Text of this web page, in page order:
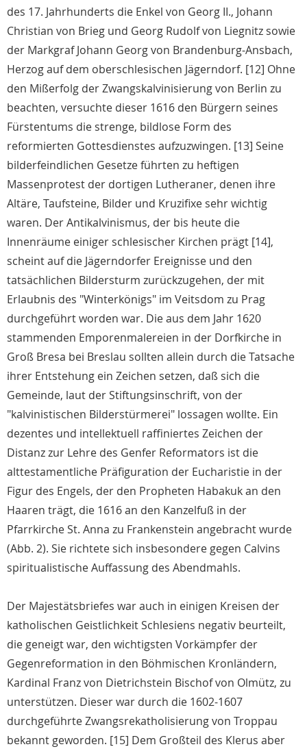
des 17. Jahrhunderts die Enkel von Georg II., Johann
Christian von Brieg und Georg Rudolf von Liegnitz sowie
der Markgraf Johann Georg von Brandenburg-Ansbach,
Herzog auf dem oberschlesischen Jägerndorf. [12] Ohne
den Mißerfolg der Zwangskalvinisierung von Berlin zu
beachten, versuchte dieser 1616 den Bürgern seines
Fürstentums die strenge, bildlose Form des
reformierten Gottesdienstes aufzuzwingen. [13] Seine
bilderfeindlichen Gesetze führten zu heftigen
Massenprotest der dortigen Lutheraner, denen ihre
Altäre, Taufsteine, Bilder und Kruzifixe sehr wichtig
waren. Der Antikalvinismus, der bis heute die
Innenräume einiger schlesischer Kirchen prägt [14],
scheint auf die Jägerndorfer Ereignisse und den
tatsächlichen Bildersturm zurückzugehen, der mit
Erlaubnis des "Winterkönigs" im Veitsdom zu Prag
durchgeführt worden war. Die aus dem Jahr 1620
stammenden Emporenmalereien in der Dorfkirche in
Groß Bresa bei Breslau sollten allein durch die Tatsache
ihrer Entstehung ein Zeichen setzen, daß sich die
Gemeinde, laut der Stiftungsinschrift, von der
"kalvinistischen Bilderstürmerei" lossagen wollte. Ein
dezentes und intellektuell raffiniertes Zeichen der
Distanz zur Lehre des Genfer Reformators ist die
alttestamentliche Präfiguration der Eucharistie in der
Figur des Engels, der den Propheten Habakuk an den
Haaren trägt, die 1616 an den Kanzelfuß in der
Pfarrkirche St. Anna zu Frankenstein angebracht wurde
(Abb. 2). Sie richtete sich insbesondere gegen Calvins
spiritualistische Auffassung des Abendmahls.
Der Majestätsbriefes war auch in einigen Kreisen der
katholischen Geistlichkeit Schlesiens negativ beurteilt,
die geneigt war, den wichtigsten Vorkämpfer der
Gegenreformation in den Böhmischen Kronländern,
Kardinal Franz von Dietrichstein Bischof von Olmütz, zu
unterstützen. Dieser war durch die 1602-1607
durchgeführte Zwangsrekatholisierung von Troppau
bekannt geworden. [15] Dem Großteil des Klerus aber